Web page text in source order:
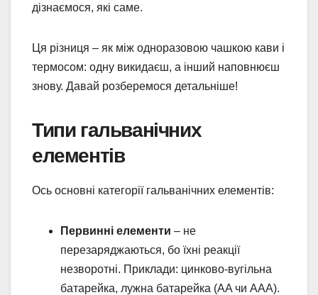
дізнаємося, які саме.
Ця різниця – як між одноразовою чашкою кави і
термосом: одну викидаєш, а інший наповнюєш
знову. Давай розберемося детальніше!
Типи гальванічних
елементів
Ось основні категорії гальванічних елементів:
Первинні елементи – не
перезаряджаються, бо їхні реакції
незворотні. Приклади: цинково-вугільна
батарейка, лужна батарейка (AA чи AAA).